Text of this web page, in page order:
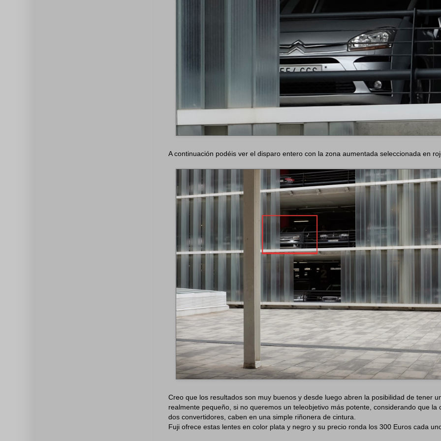
A continuación podéis ver el disparo entero con la zona aumentada seleccionada en
Creo que los resultados son muy buenos y desde luego abren la posibilidad de tener
realmente pequeño, si no queremos un teleobjetivo más potente, considerando que la
dos convertidores, caben en una simple riñonera de cintura.
Fuji ofrece estas lentes en color plata y negro y su precio ronda los 300 Euros cada